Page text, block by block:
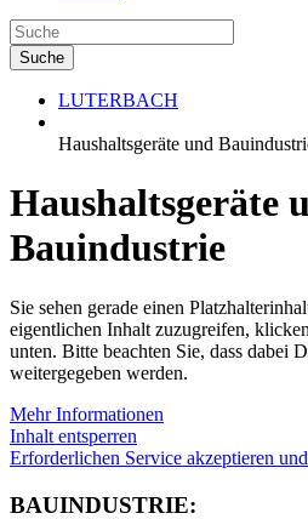
LUTERBACH
Haushaltsgeräte und
Haushaltsgeräte
Bauindustrie
Sie sehen gerade einen
eigentlichen Inhalt zuzugreifen,
unten. Bitte beachten Sie, dass dabei
weitergegeben werden.
Mehr Informationen
Inhalt entsperren
Erforderlichen Service akzeptieren
BAUINDUSTRIE: